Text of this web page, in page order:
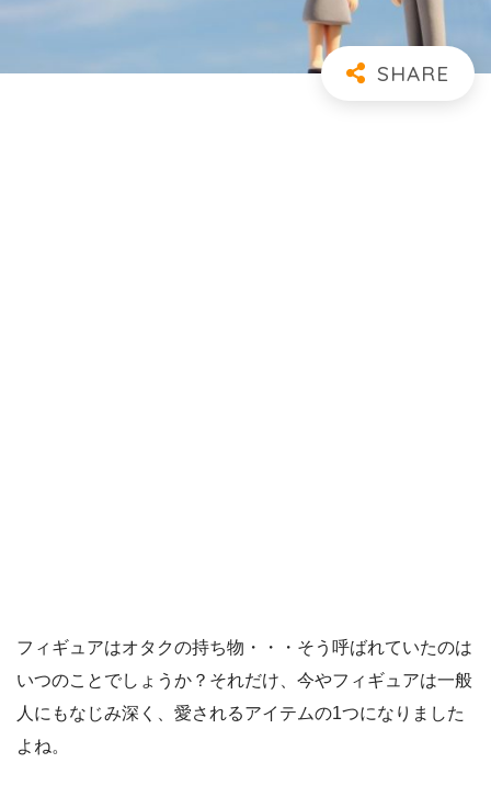
フィギュアはオタクの持ち物・・・そう呼ばれていたのは
いつのことでしょうか？それだけ、今やフィギュアは一般
人にもなじみ深く、愛されるアイテムの1つになりました
よね。